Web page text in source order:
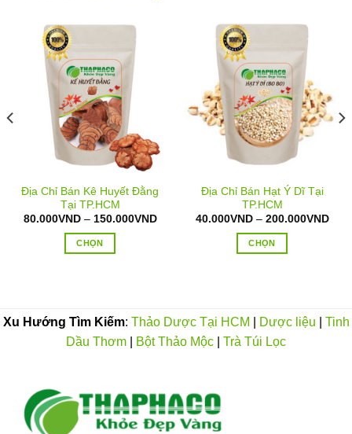
Địa Chỉ Bán Kê Huyết Đằng
Tại TP.HCM
80.000VND – 150.000VNDKhoảng
CHỌN
nhiều
biến
tùy
chọn
có
Địa Chỉ Bán Hạt Ý Dĩ Tại
TP.HCM
40.000VND – 200.000VND
CHỌN
nhiều
biến
Xu Hướng Tìm Kiếm: Thảo Dược Tại HCM Dược liệu
Tinh
Dầu Thơm
Bột Thảo Mộc Trà Túi Lọc